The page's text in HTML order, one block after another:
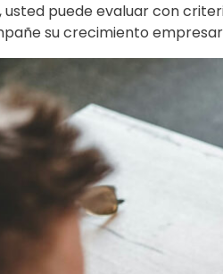
usted puede evaluar con
su crecimiento